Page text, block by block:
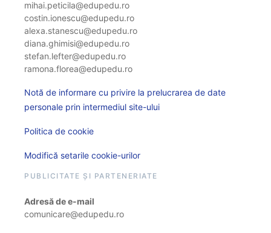
mihai.peticila@edupedu.ro
costin.ionescu@edupedu.ro
alexa.stanescu@edupedu.ro
diana.ghimisi@edupedu.ro
stefan.lefter@edupedu.ro
ramona.florea@edupedu.ro
Notă de informare cu privire la prelucrarea de date
personale prin intermediul site-ului
Politica de cookie
Modifică setarile cookie-urilor
PUBLICITATE ȘI PARTENERIATE
Adresă de e-mail
comunicare@edupedu.ro